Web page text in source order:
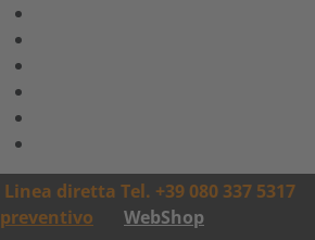
Linea diretta Tel. +39 080 337 5317
preventivo
WebShop